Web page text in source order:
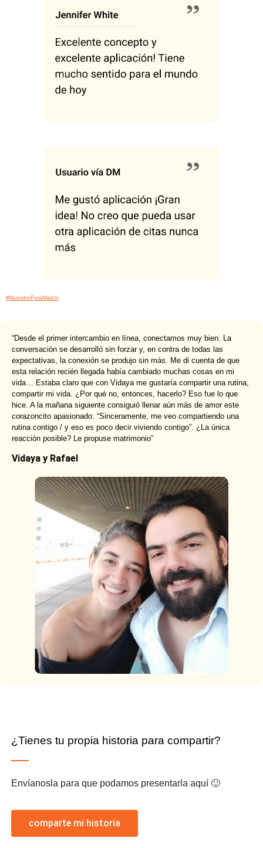
#NuestroFyraMatch
“Desde el primer intercambio en línea, conectamos muy bien. La
conversación se desarrolló sin forzar y, en contra de todas las
expectativas, la conexión se produjo sin más. Me di cuenta de que
esta relación recién llegada había cambiado muchas cosas en mi
vida… Estaba claro que con Vidaya me gustaría compartir una rutina,
compartir mi vida. ¿Por qué no, entonces, hacerlo? Eso fue lo que
hice. A la mañana siguiente consiguió llenar aún más de amor este
corazoncito apasionado: “Sinceramente, me veo compartiendo una
rutina contigo / y eso es poco decir viviendo contigo”. ¿La única
reacción posible? Le propuse matrimonio”
Vidaya y Rafael
¿Tienes tu propia historia para compartir?
Envíanosla para que podamos presentarla aquí 🙂
comparte mi historia